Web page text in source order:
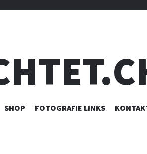
ZUM
SHOP FOTOGRAFIE LINKS